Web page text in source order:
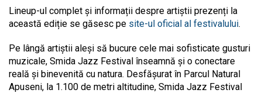
Lineup-ul complet și informații despre artiștii prezenți la
această ediție se găsesc pe site-ul oficial al festivalului.
Pe lângă artiștii aleși să bucure cele mai sofisticate gusturi
muzicale, Smida Jazz Festival înseamnă și o conectare
reală și binevenită cu natura. Desfășurat în Parcul Natural
Apuseni, la 1.100 de metri altitudine, Smida Jazz Festival